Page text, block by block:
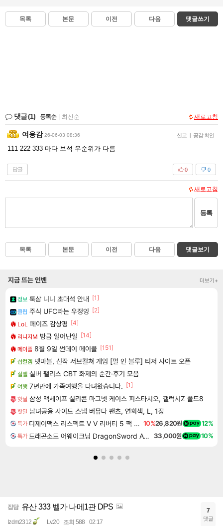
목록 본문 이전 다음 댓글쓰기
댓글(1) 등록순 최신순 새로고침
여응감 26-06-03 08:36 신고 | 공감 확인
111 222 333 마다 보석 우순위가 다름
답글 0
0
새로고침
등록
목록 본문 이전 다음 댓글보기
지금 뜨는 인벤 더보기+
정보 룩삼 니니 초대석 안내 [1]
클립 주식 UFC라는 우정잉 [2]
LoL 페이즈 감상평 [4]
리니지M 방금 일어난일 [14]
메이플 8월 9일 썬데이 메이플 [151]
섭컬겜 넷마블, 신작 서브컬쳐 게임 [펄 인 블루] 티저 사이트 오픈
실팰 실버 팰리스 CBT 화제의 순간·후기 모음
여행 7년만에 가족여행을 다녀왔습니다. [1]
핫딜 삼성 맥세이프 실리콘 마그넷 케이스 피스타치오, 갤럭시Z 폴드8
핫딜 남녀공용 사이드 스냅 버뮤다 팬츠, 연회색, L, 1장
특가 디제이맥스 리스펙트 V V 리버티 5 팩 DJMAX RESPECT V V Liberty 5 Pack DLC 10%26,820원 12%
특가 드래곤소드 어웨이크닝 DragonSword Awakening 33,000원 10%
잡담 유산 333 벨가 나메1관 DPS
Izdm2312 Lv.20 조회 588 02:17
7
댓글